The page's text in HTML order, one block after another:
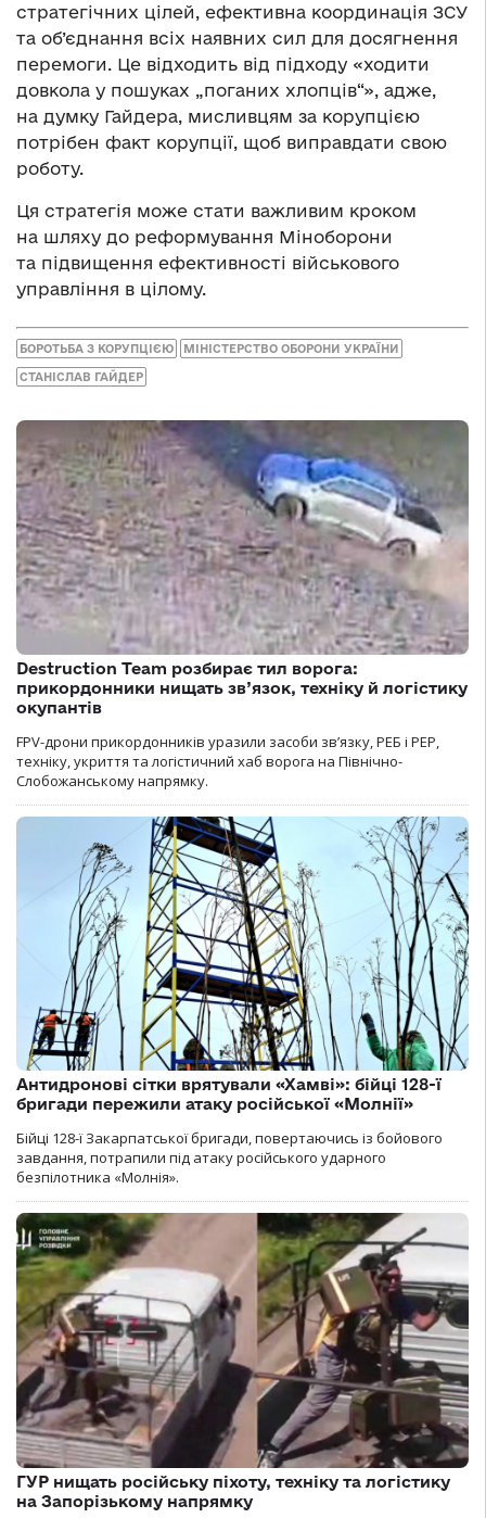
стратегічних цілей, ефективна координація ЗСУ
та об’єднання всіх наявних сил для досягнення
перемоги. Це відходить від підходу «ходити
довкола у пошуках „поганих хлопців“», адже,
на думку Гайдера, мисливцям за корупцією
потрібен факт корупції, щоб виправдати свою
роботу.
Ця стратегія може стати важливим кроком
на шляху до реформування Міноборони
та підвищення ефективності військового
управління в цілому.
БОРОТЬБА З КОРУПЦІЄЮ МІНІСТЕРСТВО ОБОРОНИ УКРАЇНИ
СТАНІСЛАВ ГАЙДЕР
Destruction Team розбирає тил ворога:
прикордонники нищать зв’язок, техніку й логістику
окупантів
FPV-дрони прикордонників уразили засоби зв’язку, РЕБ і РЕР,
техніку, укриття та логістичний хаб ворога на Північно-
Слобожанському напрямку.
Антидронові сітки врятували «Хамві»: бійці 128-ї
бригади пережили атаку російської «Молнії»
Бійці 128-ї Закарпатської бригади, повертаючись із бойового
завдання, потрапили під атаку російського ударного
безпілотника «Молнія».
ГУР нищать російську піхоту, техніку та логістику
на Запорізькому напрямку